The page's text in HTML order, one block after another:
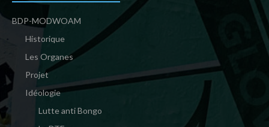
BDP-MODWOAM
Historique
Les Organes
Projet
Idéologie
Lutte anti Bongo